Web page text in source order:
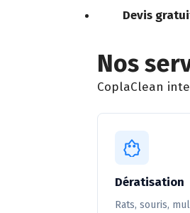
Devis
Nos
CoplaClean
Dératisation
Rats, souris,